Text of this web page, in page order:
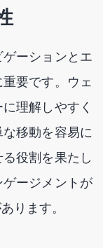
ーションとエ
要です。ウェ
理解しやすく
移動を容易に
役割を果たし
ージメントが
ります。